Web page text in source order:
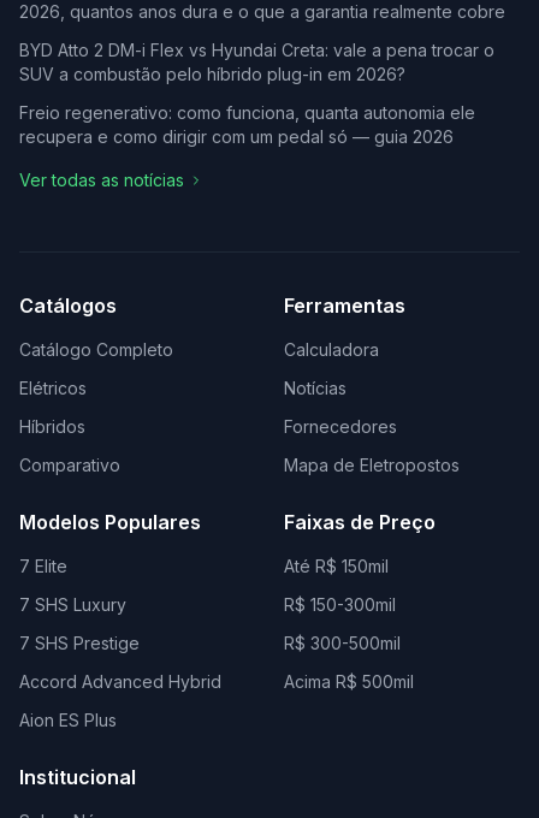
2026, quantos anos dura e o que a garantia realmente cobre
BYD Atto 2 DM-i Flex vs Hyundai Creta: vale a pena trocar o
SUV a combustão pelo híbrido plug-in em 2026?
Freio regenerativo: como funciona, quanta autonomia ele
recupera e como dirigir com um pedal só — guia 2026
Ver todas as notícias
Catálogos
Catálogo Completo
Elétricos
Híbridos
Comparativo
Ferramentas
Calculadora
Notícias
Fornecedores
Mapa de Eletropostos
Modelos Populares
7 Elite
7 SHS Luxury
7 SHS Prestige
Accord Advanced Hybrid
Aion ES Plus
Faixas de Preço
Até R$ 150mil
R$ 150-300mil
R$ 300-500mil
Acima R$ 500mil
Institucional